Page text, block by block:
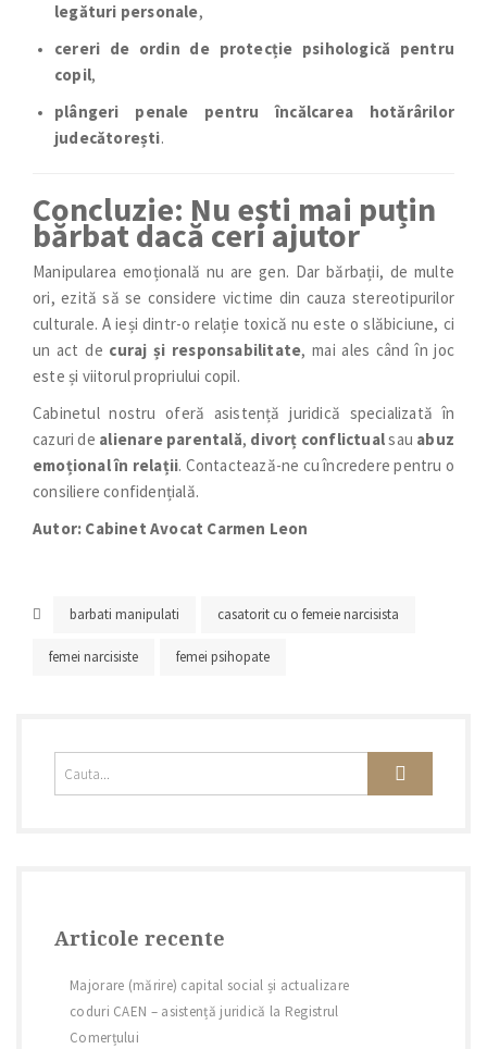
legături personale,
cereri de ordin de protecție psihologică pentru
copil,
plângeri penale pentru încălcarea hotărârilor
judecătorești.
Concluzie: Nu ești mai puțin
bărbat dacă ceri ajutor
Manipularea emoțională nu are gen. Dar bărbații, de multe
ori, ezită să se considere victime din cauza stereotipurilor
culturale. A ieși dintr-o relație toxică nu este o slăbiciune, ci
un act de curaj și responsabilitate, mai ales când în joc
este și viitorul propriului copil.
Cabinetul nostru oferă asistență juridică specializată în
cazuri de alienare parentală, divorț conflictualsau abuz
emoțional în relații. Contactează-ne cu încredere pentru o
consiliere confidențială.
Autor: Cabinet Avocat Carmen Leon
barbati manipulati casatorit cu o femeie narcisista
femei narcisiste femei psihopate
Articole recente
Majorare (mărire) capital social și actualizare
coduri CAEN – asistență juridică la Registrul
Comerțului